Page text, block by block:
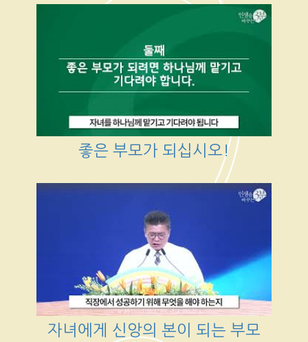
좋은 부모가 되십시오!
자녀에게 신앙의 본이 되는 부모